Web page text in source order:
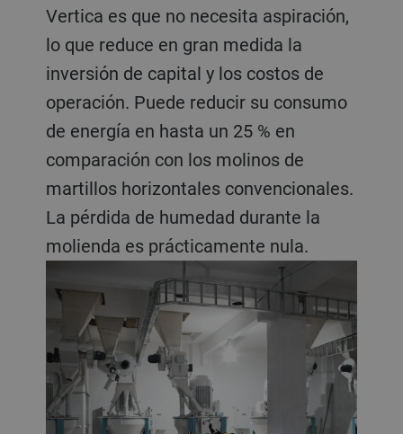
Vertica es que no necesita aspiración,
lo que reduce en gran medida la
inversión de capital y los costos de
operación. Puede reducir su consumo
de energía en hasta un 25 % en
comparación con los molinos de
martillos horizontales convencionales.
La pérdida de humedad durante la
molienda es prácticamente nula.